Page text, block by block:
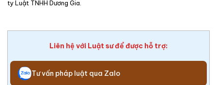
ty Luật TNHH Dương Gia.
Liên hệ với Luật sư để được hỗ trợ:
Tư vấn pháp luật qua Zalo